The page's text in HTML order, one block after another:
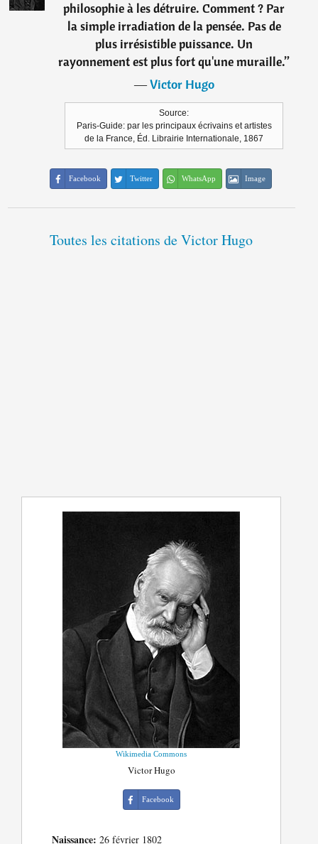
philosophie à les détruire. Comment ? Par
la simple irradiation de la pensée. Pas de
plus irrésistible puissance. Un
rayonnement est plus fort qu'une muraille.”
―Victor Hugo
Source:
Paris-Guide: par les principaux écrivains et artistes
de la France, Éd. Librairie Internationale, 1867
Facebook Twitter WhatsApp Image
Toutes les citations de Victor Hugo
Wikimedia Commons
Victor Hugo
Facebook
Naissance: 26 février 1802